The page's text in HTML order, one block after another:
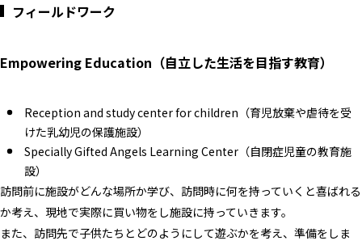
フィールドワーク
Empowering Education（自立した生活を目指す教育）
Reception and study center for children（育児放棄や虐待を受
けた乳幼児の保護施設）
Specially Gifted Angels Learning Center（自閉症児童の教育施
設）
訪問前に施設がどんな場所か学び、訪問時に何を持っていくと喜ばれる
か考え、現地で実際に買い物をし施設に持っていきます。
また、訪問先で子供たちとどのようにして遊ぶかを考え、準備をしま